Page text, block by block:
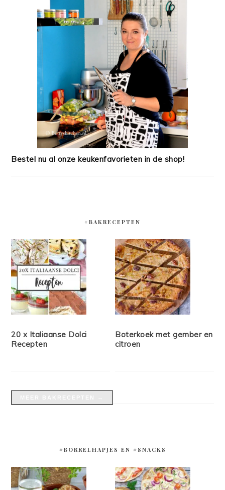
Bestel nu al onze keukenfavorieten in de shop!
#BAKRECEPTEN
20 x Italiaanse Dolci
Recepten
Boterkoek met gember en
citroen
#BORRELHAPJES EN #SNACKS